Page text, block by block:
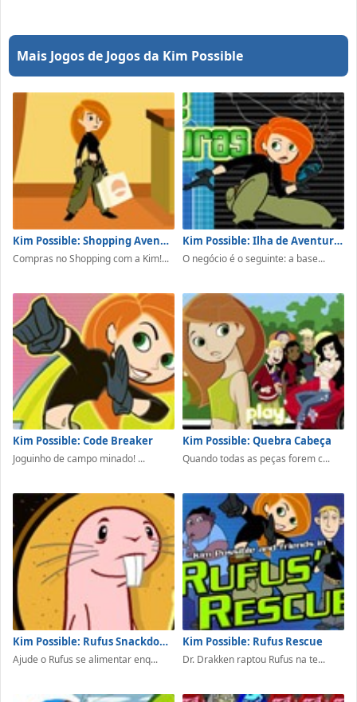
Mais Jogos de Jogos da Kim Possible
Kim Possible: Shopping Avenger
Compras no Shopping com a Kim!...
Kim Possible: Ilha de Aventuras
O negócio é o seguinte: a base...
Kim Possible: Code Breaker
Joguinho de campo minado! ...
Kim Possible: Quebra Cabeça
Quando todas as peças forem c...
Kim Possible: Rufus Snackdown
Ajude o Rufus se alimentar enq...
Kim Possible: Rufus Rescue
Dr. Drakken raptou Rufus na te...